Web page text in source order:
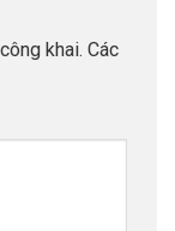
khai. Các